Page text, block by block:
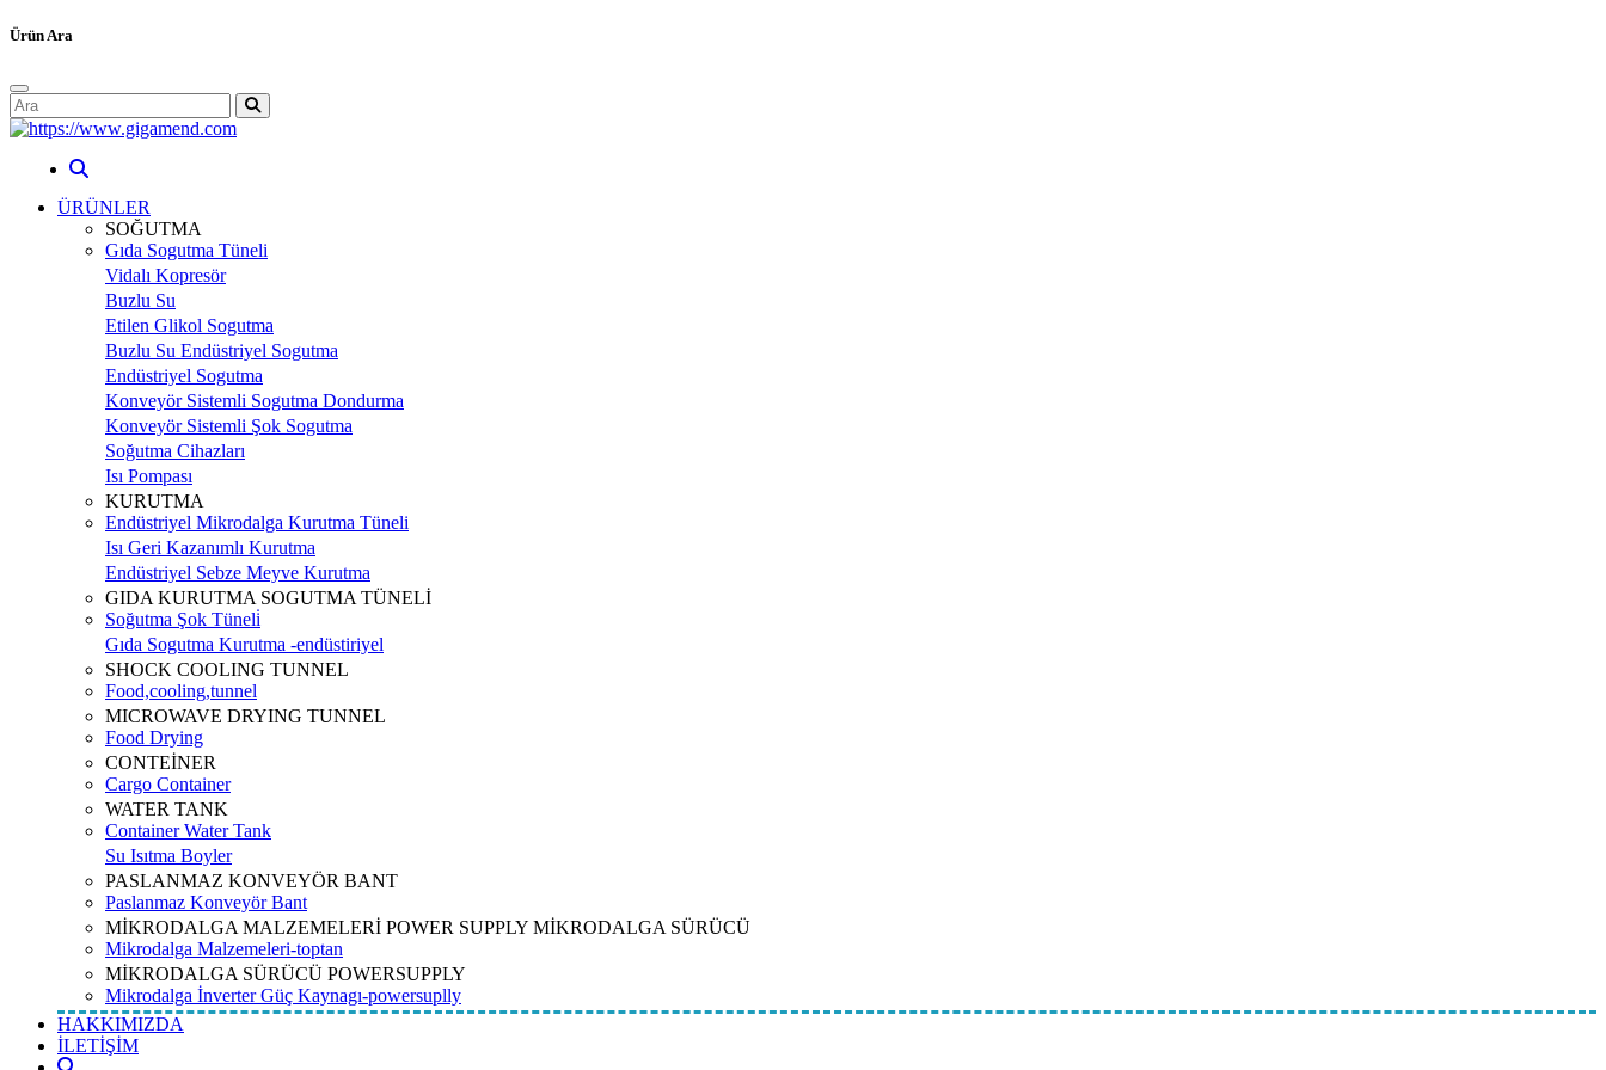
Ürün Ara
ÜRÜNLER
SOĞUTMA
Gıda Sogutma Tüneli
Vidalı Kopresör
Buzlu Su
Etilen Glikol Sogutma
Buzlu Su Endüstriyel Sogutma
Endüstriyel Sogutma
Konveyör Sistemli Sogutma Dondurma
Konveyör Sistemli Şok Sogutma
Soğutma Cihazları
Isı Pompası
KURUTMA
Endüstriyel Mikrodalga Kurutma Tüneli
Isı Geri Kazanımlı Kurutma
Endüstriyel Sebze Meyve Kurutma
GIDA KURUTMA SOGUTMA TÜNELİ
Soğutma Şok Tüneli̇
Gıda Sogutma Kurutma -endüstiriyel
SHOCK COOLING TUNNEL
Food,cooling,tunnel
MICROWAVE DRYING TUNNEL
Food Drying
CONTEİNER
Cargo Container
WATER TANK
Container Water Tank
Su Isıtma Boyler
PASLANMAZ KONVEYÖR BANT
Paslanmaz Konveyör Bant
MİKRODALGA MALZEMELERİ POWER SUPPLY MİKRODALGA SÜRÜCÜ
Mikrodalga Malzemeleri-toptan
MİKRODALGA SÜRÜCÜ POWERSUPPLY
Mikrodalga İnverter Güç Kaynagı-powersuplly
HAKKIMIZDA
İLETİŞİM